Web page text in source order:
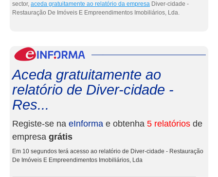
sector, aceda gratuitamente ao relatório da empresa Diver-cidade -
Restauração De Imóveis E Empreendimentos Imobiliários, Lda.
Aceda gratuitamente ao
relatório de Diver-cidade -
Res...
Registe-se na eInforma e obtenha 5 relatórios de
empresa grátis
Em 10 segundos terá acesso ao relatório de Diver-cidade - Restauração
De Imóveis E Empreendimentos Imobiliários, Lda